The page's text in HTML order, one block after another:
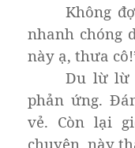
Không
nhanh chóng
này ạ, thưa
Du lừ lừ
phản ứng.
vẻ. Còn lại
chuyện này